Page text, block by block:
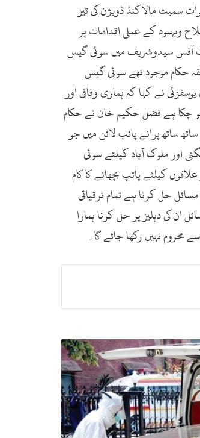
مالاکنڈ ڈویژن کی تیز
وبہبود کے عملی اقدامات پر
آفس سیدوشریف میں سوئی گیس
حکام موجود تھے سوئی گیس
نے کہا کہ ہماری وفاقی اور
چکا ہے فضل حکیم خان نے حکام
ساتھ پرانے پائب لائن میں جو
نے کہا کہ حلقہ پی کے 5کے جن علاقوں خصوصاًشگئی اور ملوک آباد کیلئے سوئی
کیلئے پائپ بچھانے کا کام
حل کرنا ہے تمام ترقیاتی
ان کی دہلیز پر حل کرنا ہمارا